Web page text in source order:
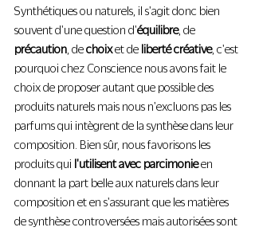
Synthétiques ou naturels, il s'agit donc bien
souvent d'une question d'équilibre, de
précaution, de choix et de liberté créative, c'est
pourquoi chez Conscience nous avons fait le
choix de proposer autant que possible des
produits naturels mais nous n'excluons pas les
parfums qui intègrent de la synthèse dans leur
composition. Bien sûr, nous favorisons les
produits qui l'utilisent avec parcimonie en
donnant la part belle aux naturels dans leur
composition et en s'assurant que les matières
de synthèse controversées mais autorisées sont